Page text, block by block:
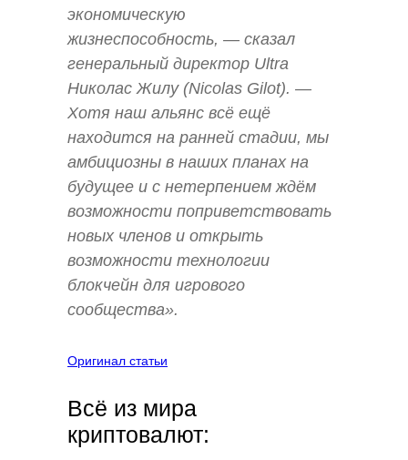
экономическую
жизнеспособность, — сказал
генеральный директор Ultra
Николас Жилу (Nicolas Gilot). —
Хотя наш альянс всё ещё
находится на ранней стадии, мы
амбициозны в наших планах на
будущее и с нетерпением ждём
возможности поприветствовать
новых членов и открыть
возможности технологии
блокчейн для игрового
сообщества».
Оригинал статьи
Всё из мира
криптовалют: